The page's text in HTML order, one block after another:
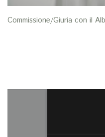
Commissione/Giuria con il